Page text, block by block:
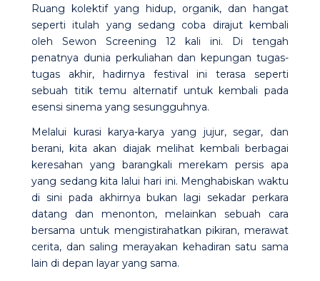
Ruang kolektif yang hidup, organik, dan hangat
seperti itulah yang sedang coba dirajut kembali
oleh Sewon Screening 12 kali ini. Di tengah
penatnya dunia perkuliahan dan kepungan tugas-
tugas akhir, hadirnya festival ini terasa seperti
sebuah titik temu alternatif untuk kembali pada
esensi sinema yang sesungguhnya.
Melalui kurasi karya-karya yang jujur, segar, dan
berani, kita akan diajak melihat kembali berbagai
keresahan yang barangkali merekam persis apa
yang sedang kita lalui hari ini. Menghabiskan waktu
di sini pada akhirnya bukan lagi sekadar perkara
datang dan menonton, melainkan sebuah cara
bersama untuk mengistirahatkan pikiran, merawat
cerita, dan saling merayakan kehadiran satu sama
lain di depan layar yang sama.